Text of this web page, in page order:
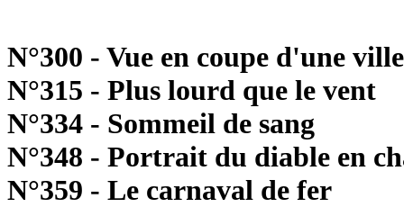
N°300 - Vue en coupe d'une
N°315 - Plus lourd que le vent
N°334 - Sommeil de sang
N°348 - Portrait du diable en
N°359 - Le carnaval de fer